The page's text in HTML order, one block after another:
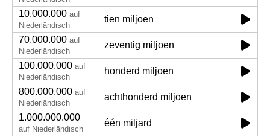
10.000.000 auf
Niederländisch
tien miljoen
70.000.000 auf
Niederländisch
zeventig miljoen
100.000.000 auf
Niederländisch
honderd miljoen
800.000.000 auf
Niederländisch
achthonderd miljoen
1.000.000.000
auf Niederländisch
één miljard